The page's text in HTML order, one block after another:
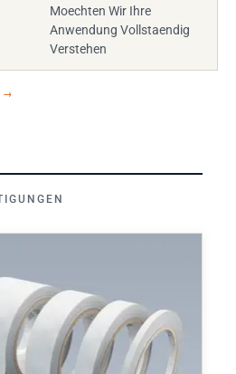
Moechten Wir Ihre
Anwendung Vollstaendig
Verstehen
→